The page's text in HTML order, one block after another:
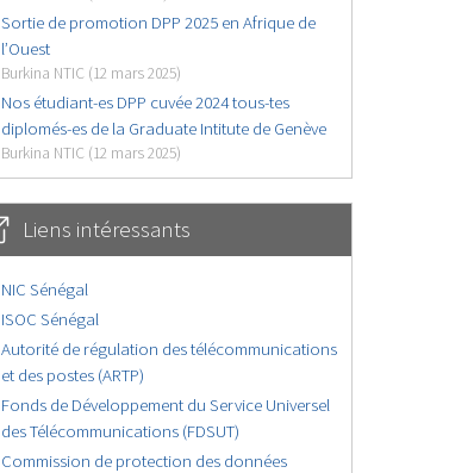
Sortie de promotion DPP 2025 en Afrique de
l’Ouest
Burkina NTIC (12 mars 2025)
Nos étudiant-es DPP cuvée 2024 tous-tes
diplomés-es de la Graduate Intitute de Genève
Burkina NTIC (12 mars 2025)
Liens intéressants
NIC Sénégal
ISOC Sénégal
Autorité de régulation des télécommunications
et des postes (ARTP)
Fonds de Développement du Service Universel
des Télécommunications (FDSUT)
Commission de protection des données